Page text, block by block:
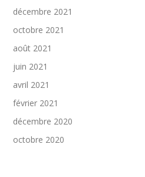
décembre 2021
octobre 2021
août 2021
juin 2021
avril 2021
février 2021
décembre 2020
octobre 2020